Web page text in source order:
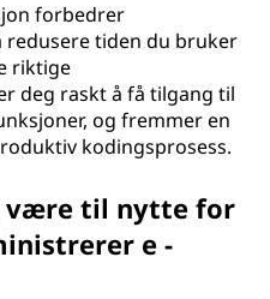
forbedrer
redusere tiden du bruker
riktige
deg raskt å få tilgang til
og fremmer en
kodingsprosess.
være til nytte for
e -